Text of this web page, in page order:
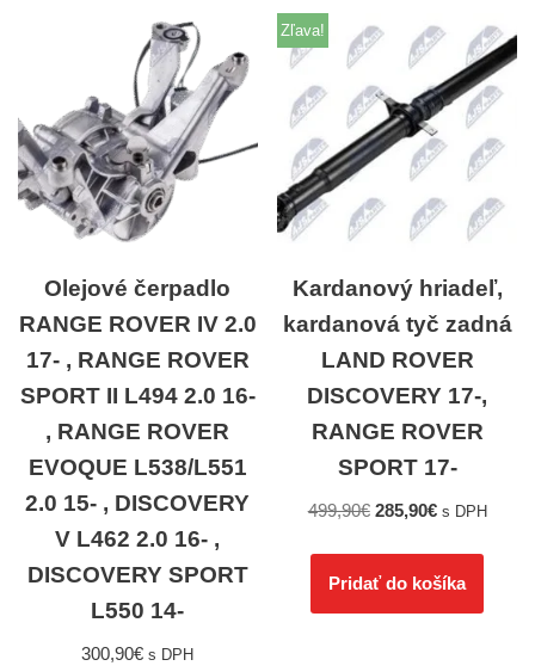
Olejové čerpadlo
RANGE ROVER IV 2.0
17- , RANGE ROVER
SPORT II L494 2.0 16-
, RANGE ROVER
EVOQUE L538/L551
2.0 15- , DISCOVERY
V L462 2.0 16- ,
DISCOVERY SPORT
L550 14-
300,90€ s DPH
Zľava!
Kardanový hriadeľ,
kardanová tyč zadná
LAND ROVER
DISCOVERY 17-,
RANGE ROVER
SPORT 17-
499,90€ 285,90€ s DPH
Pridať do košíka